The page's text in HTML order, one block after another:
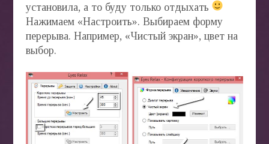
установила, а то буду только отдыхать
Нажимаем «Настроить». Выбираем форму
перерыва. Например, «Чистый экран», цвет на
выбор.